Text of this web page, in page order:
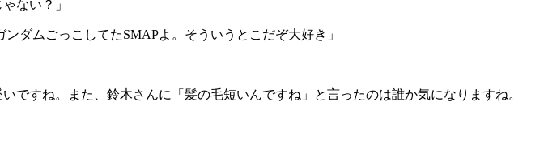
ない？」
ダムごっこしてたSMAPよ。そういうとこだぞ大好き」
ですね。また、鈴木さんに「髪の毛短いんですね」と言ったのは誰か気になりますね。